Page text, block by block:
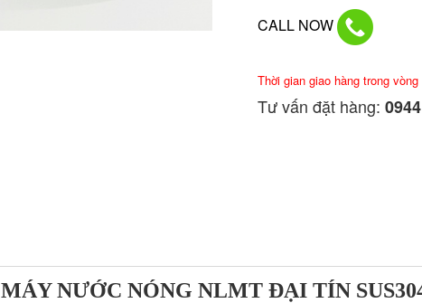
CALL NOW
Thời gian giao hàng trong
Tư vấn đặt hàng:
MÁY NƯỚC NÓNG NLMT ĐẠI TÍN